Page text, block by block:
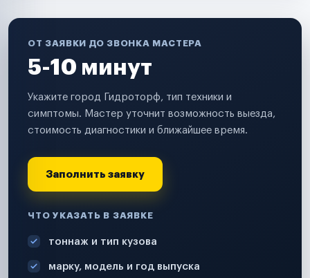
ОТ ЗАЯВКИ ДО ЗВОНКА МАСТЕРА
5-10 минут
Укажите город Гидроторф, тип техники и
симптомы. Мастер уточнит возможность выезда,
стоимость диагностики и ближайшее время.
Заполнить заявку
ЧТО УКАЗАТЬ В ЗАЯВКЕ
тоннаж и тип кузова
марку, модель и год выпуска